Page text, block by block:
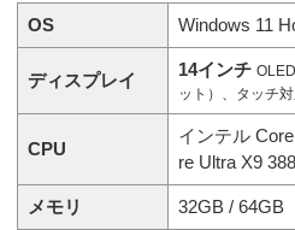
OS Windows 11
ディスプレイ
14インチ
ット）、タッチ
CPU
インテル
re Ultra X9
メモリ 32GB / 64GB